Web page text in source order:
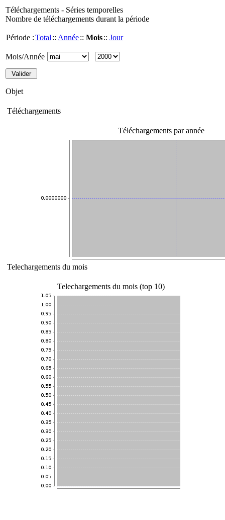
Téléchargements - Séries temporelles
Nombre de téléchargements durant la période
Période :Total :: Année:: Mois:: Jour
Mois/Année
Objet
Téléchargements
Téléchargements par année
Telechargements du mois
Telechargements du mois (top 10)